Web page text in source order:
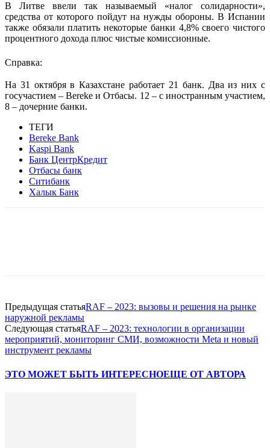
В Литве ввели так называемый «налог солидарности»,
средства от которого пойдут на нужды обороны. В Испании
также обязали платить некоторые банки 4,8% своего чистого
процентного дохода плюс чистые комиссионные.
Справка:
На 31 октября в Казахстане работает 21 банк. Два из них с
госучастием – Bereke и Отбасы. 12 – с иностранным участием,
8 – дочерние банки.
ТЕГИ
Bereke Bank
Kaspi Bank
Банк ЦентрКредит
Отбасы банк
Ситибанк
Халык Банк
Предыдущая статьяRAF – 2023: вызовы и решения на рынке
наружной рекламы
Следующая статьяRAF – 2023: технологии в организации
мероприятий, мониторинг СМИ, возможности Meta и новый
инструмент рекламы
ЭТО МОЖЕТ БЫТЬ ИНТЕРЕСНОЕЩЕ ОТ АВТОРА